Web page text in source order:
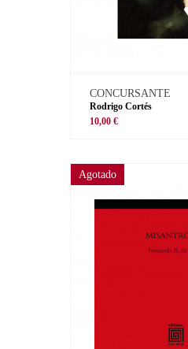
CONCURSANTE
Rodrigo Cortés
10,00 €
Agotado